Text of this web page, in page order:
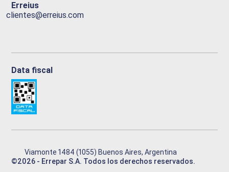
Erreius
clientes@erreius.com
Data fiscal
Viamonte 1484 (1055) Buenos Aires, Argentina
©2026 - Errepar S.A. Todos los derechos reservados.